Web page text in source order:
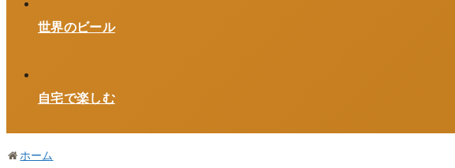
世界のビール
自宅で楽しむ
ホーム